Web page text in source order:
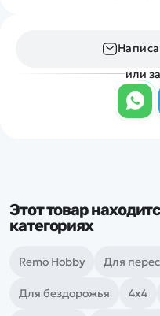
или
Этот товар
категориях
Remo Hobby Для
Для бездорожья 4х4